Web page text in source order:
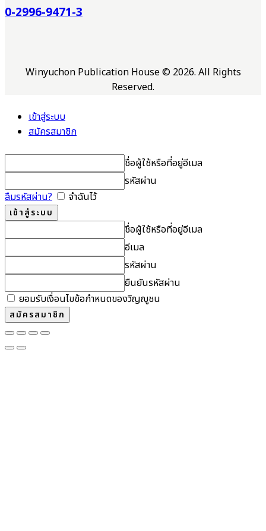
0-2996-9471-3
Winyuchon Publication House © 2026. All Rights
Reserved.
เข้าสู่ระบบ
สมัครสมาชิก
ชื่อผู้ใช้หรือที่อยู่อีเมล
รหัสผ่าน
ลืมรหัสผ่าน?
จำฉันไว้
ชื่อผู้ใช้หรือที่อยู่อีเมล
อีเมล
รหัสผ่าน
ยืนยันรหัสผ่าน
ยอมรับเงื่อนไขข้อกำหนดของวิญญูชน